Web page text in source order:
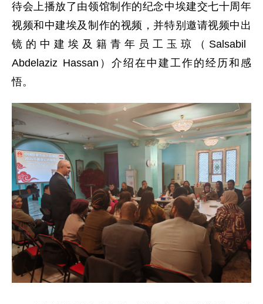
待会上播放了由领馆制作的纪念中埃建交七十周年
视频和中建埃及制作的视频，并特别邀请视频中出
镜的中建埃及籍青年员工玉琼（Salsabil
Abdelaziz Hassan）介绍在中建工作的经历和感
悟。